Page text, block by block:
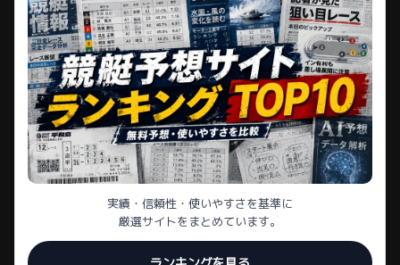
実績・信頼性・使いやすさを基準に
厳選サイトをまとめています。